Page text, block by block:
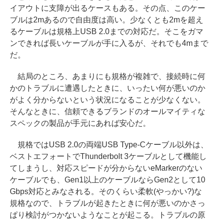
イアウトに支障が出るケースもある。その点、このケー
ブルは2mあるので自由度は高い。少なくとも2mを超え
るケーブルは規格上USB 2.0までの対応だ。そこをガマ
ンできれば長いケーブルが手に入るが、それでも4mまで
だ。
結局のところ、あまりにも規格が複雑で、接続時に何
かのトラブルに遭遇したときに、いったい何が悪いのか
がよく分からないという状況になることが少なくない。
そんなときに、信頼できるブランドのオールマイティな
スペックの製品が手元にあれば安心だ。
規格ではUSB 2.0の両端USB Type-Cケーブル以外は、
ベストエフォートでThunderbolt 3ケーブルとして機能し
てしまうし、対応スピードが分からないeMarkerのない
ケーブルでも、Gen1以上のケーブルならGen2として10
Gbps対応とみなされる。そのくらい柔軟(やっかい?)な
規格なので、トラブルが起きたときに何が悪いのかさっ
ぱり検討がつかないようなことが起こる。トラブルの原